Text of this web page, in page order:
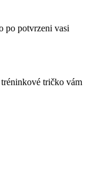
po potvrzeni vasi
tričko vám